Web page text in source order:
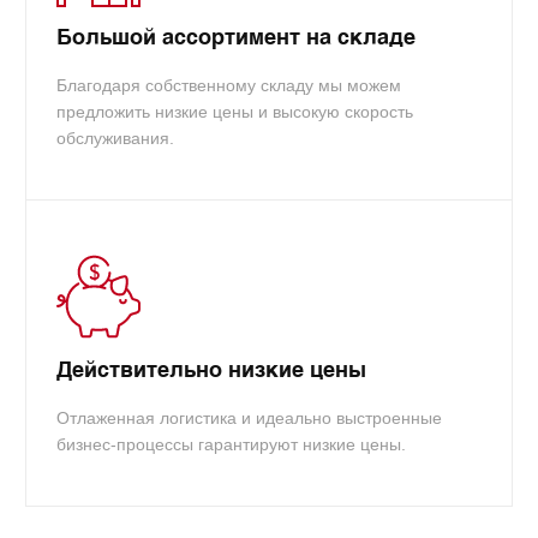
Большой ассортимент на складе
Благодаря собственному складу мы можем
предложить низкие цены и высокую скорость
обслуживания.
Действительно низкие цены
Отлаженная логистика и идеально выстроенные
бизнес-процессы гарантируют низкие цены.